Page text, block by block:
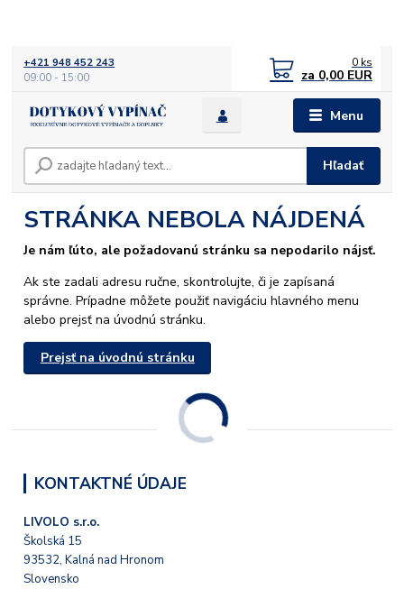
Menu
Hľadať
+421 948 452 243
09:00 - 15:00
0 ks
za 0,00 EUR
STRÁNKA NEBOLA NÁJDENÁ
Je nám ľúto, ale požadovanú stránku sa nepodarilo nájsť.
Ak ste zadali adresu ručne, skontrolujte, či je zapísaná
správne. Prípadne môžete použiť navigáciu hlavného menu
alebo prejsť na úvodnú stránku.
Prejsť na úvodnú stránku
KONTAKTNÉ ÚDAJE
LIVOLO s.r.o.
Školská 15
93532, Kalná nad Hronom
Slovensko